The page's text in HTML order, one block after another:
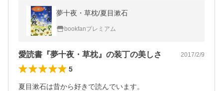
夢十夜・草枕/夏目漱石
bookfanプレミアム
愛読書『夢十夜・草枕』の装丁の美しさ 2017/2/9
5
夏目漱石は昔から好きで読んでいます。